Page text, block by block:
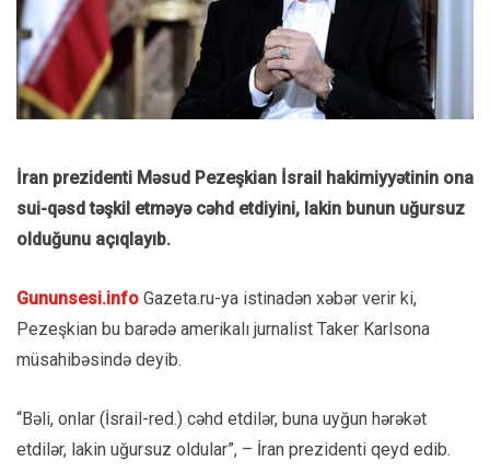
İran prezidenti Məsud Pezeşkian İsrail hakimiyyətinin ona
sui-qəsd təşkil etməyə cəhd etdiyini, lakin bunun uğursuz
olduğunu açıqlayıb.
Gununsesi.info Gazeta.ru-ya istinadən xəbər verir ki,
Pezeşkian bu barədə amerikalı jurnalist Taker Karlsona
müsahibəsində deyib.
“Bəli, onlar (İsrail-red.) cəhd etdilər, buna uyğun hərəkət
etdilər, lakin uğursuz oldular”, – İran prezidenti qeyd edib.